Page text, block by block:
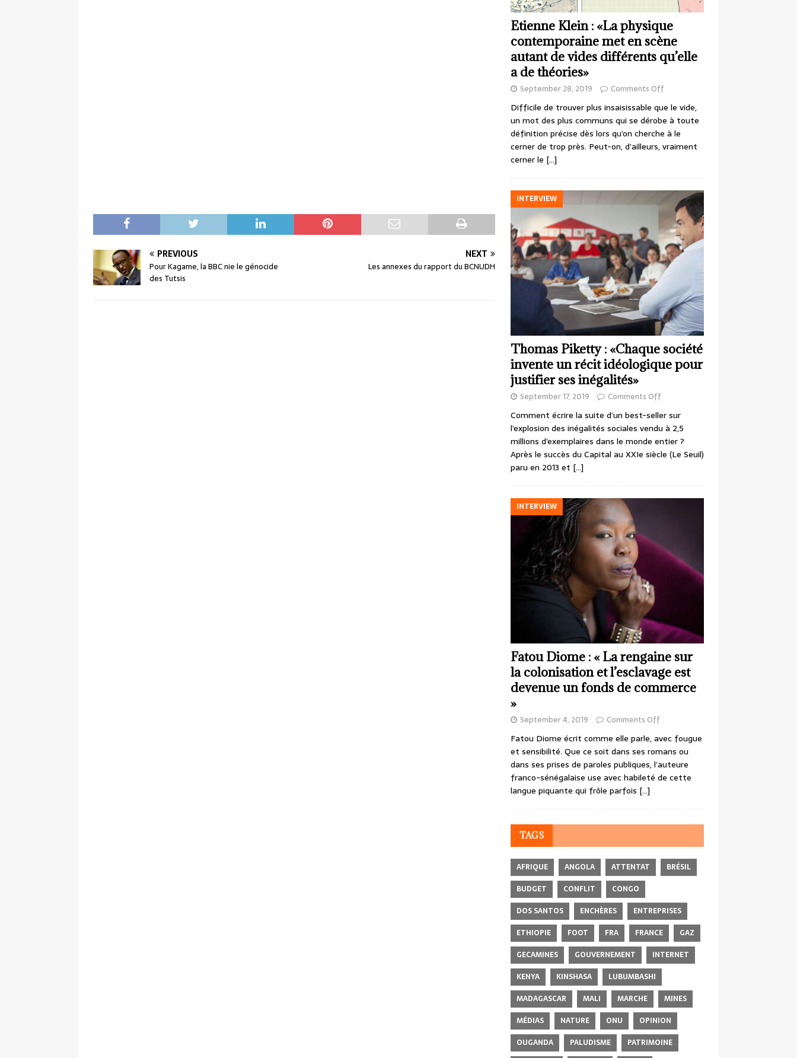
PREVIOUS
Pour Kagame, la BBC nie le génocide
des Tutsis
NEXT
Les annexes du rapport du BCNUDH
Etienne Klein : «La physique
contemporaine met en scène
autant de vides différents qu’elle
a de théories»
September 28, 2019 Comments Off
Difficile de trouver plus insaisissable que le vide,
un mot des plus communs qui se dérobe à toute
définition précise dès lors qu’on cherche à le
cerner de trop près. Peut-on, d’ailleurs, vraiment
cerner le […]
INTERVIEW
Thomas Piketty : «Chaque société
invente un récit idéologique pour
justifier ses inégalités»
September 17, 2019 Comments Off
Comment écrire la suite d’un best-seller sur
l’explosion des inégalités sociales vendu à 2,5
millions d’exemplaires dans le monde entier ?
Après le succès du Capital au XXIe siècle (Le Seuil)
paru en 2013 et […]
INTERVIEW
Fatou Diome : « La rengaine sur
la colonisation et l’esclavage est
devenue un fonds de commerce
»
September 4, 2019 Comments Off
Fatou Diome écrit comme elle parle, avec fougue
et sensibilité. Que ce soit dans ses romans ou
dans ses prises de paroles publiques, l’auteure
franco-sénégalaise use avec habileté de cette
langue piquante qui frôle parfois […]
TAGS
AFRIQUE ANGOLA ATTENTAT
BRÉSIL
BUDGET
CONFLIT
CONGO
DOS SANTOS
ENCHÈRES
ENTREPRISES
ETHIOPIE
FOOT FRA FRANCE
GAZ
GECAMINES
GOUVERNEMENT
INTERNET
KENYA
KINSHASA
LUBUMBASHI
MADAGASCAR
MALI MARCHE
MINES
MÉDIAS
NATURE ONU
OPINION
OUGANDA
PALUDISME PATRIMOINE